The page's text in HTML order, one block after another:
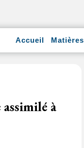
Accueil Matières
à